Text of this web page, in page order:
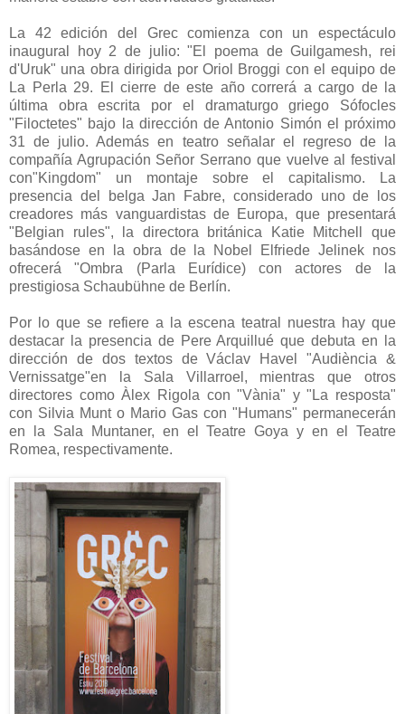
La 42 edición del Grec comienza con un espectáculo
inaugural hoy 2 de julio: "El poema de Guilgamesh, rei
d'Uruk" una obra dirigida por Oriol Broggi con el equipo de
La Perla 29. El cierre de este año correrá a cargo de la
última obra escrita por el dramaturgo griego Sófocles
"Filoctetes" bajo la dirección de Antonio Simón el próximo
31 de julio. Además en teatro señalar el regreso de la
compañía Agrupación Señor Serrano que vuelve al festival
con"Kingdom" un montaje sobre el capitalismo. La
presencia del belga Jan Fabre, considerado uno de los
creadores más vanguardistas de Europa, que presentará
"Belgian rules", la directora británica Katie Mitchell que
basándose en la obra de la Nobel Elfriede Jelinek nos
ofrecerá "Ombra (Parla Eurídice) con actores de la
prestigiosa Schaubühne de Berlín.
Por lo que se refiere a la escena teatral nuestra hay que
destacar la presencia de Pere Arquillué que debuta en la
dirección de dos textos de Václav Havel "Audiència &
Vernissatge"en la Sala Villarroel, mientras que otros
directores como Àlex Rigola con "Vània" y "La resposta"
con Silvia Munt o Mario Gas con "Humans" permanecerán
en la Sala Muntaner, en el Teatre Goya y en el Teatre
Romea, respectivamente.